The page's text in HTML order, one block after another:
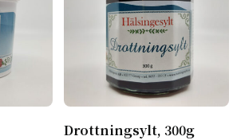
Drottningsylt, 300g